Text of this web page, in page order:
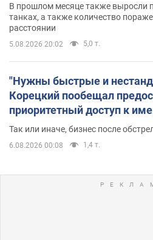
В прошлом месяце также выросли
танках, а также количество
расстоянии
5.08.2026 20:02 5,0 т.
"Нужны быстрые и
Корецкий пообещал
приоритетный доступ к
помещениям
Так или иначе, бизнес после
6.08.2026 00:08 1,4 т.